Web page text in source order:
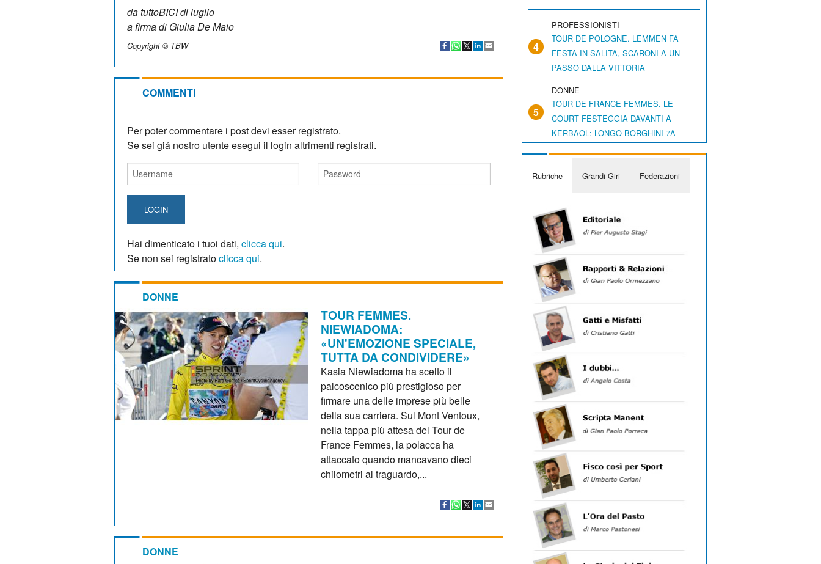
da tuttoBICI di luglio
a firma di Giulia De Maio
Copyright © TBW
COMMENTI
Per poter commentare i post devi esser registrato.
Se sei giá nostro utente esegui il login altrimenti registrati.
LOGIN
Hai dimenticato i tuoi dati, clicca qui.
Se non sei registratoclicca qui.
DONNE
TOUR FEMMES.
NIEWIADOMA:
«UN'EMOZIONE SPECIALE,
TUTTA DA CONDIVIDERE»
Kasia Niewiadoma ha scelto il
palcoscenico più prestigioso per
firmare una delle imprese più belle
della sua carriera. Sul Mont Ventoux,
nella tappa più attesa del Tour de
France Femmes, la polacca ha
attaccato quando mancavano dieci
chilometri al traguardo,...
DONNE
4
PROFESSIONISTI
TOUR DE POLOGNE. LEMMEN FA
FESTA IN SALITA, SCARONI A UN
PASSO DALLA VITTORIA
5
DONNE
TOUR DE FRANCE FEMMES. LE
COURT FESTEGGIA DAVANTI A
KERBAOL: LONGO BORGHINI 7A
Rubriche Grandi Giri Federazioni